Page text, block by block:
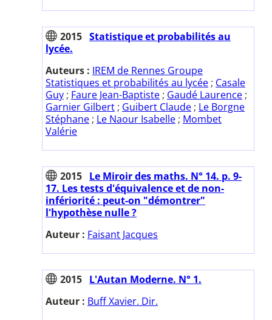
2015 Statistique et probabilités au
lycée.
Auteurs : IREM de Rennes Groupe
Statistiques et probabilités au lycée ; Casale
Guy ; Faure Jean-Baptiste ; Gaudé Laurence ;
Garnier Gilbert ; Guibert Claude ; Le Borgne
Stéphane ; Le Naour Isabelle ; Mombet
Valérie
2015 Le Miroir des maths. N° 14. p. 9-
17. Les tests d'équivalence et de non-
infériorité : peut-on "démontrer"
l'hypothèse nulle ?
Auteur : Faisant Jacques
2015 L'Autan Moderne. N° 1.
Auteur : Buff Xavier. Dir.